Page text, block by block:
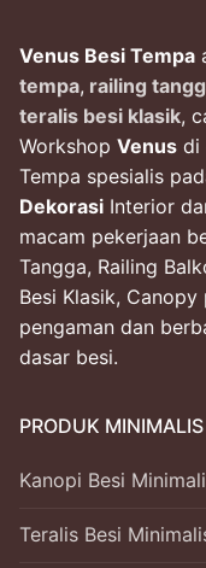
Venus Besi Tempa
tempa, railing
teralis besi klasik,
Workshop Venus di
Tempa spesialis
Dekorasi Interior
macam pekerjaan
Tangga, Railing
Besi Klasik,
pengaman dan
dasar besi.
PRODUK MINIMALIS
Kanopi Besi
Teralis Besi